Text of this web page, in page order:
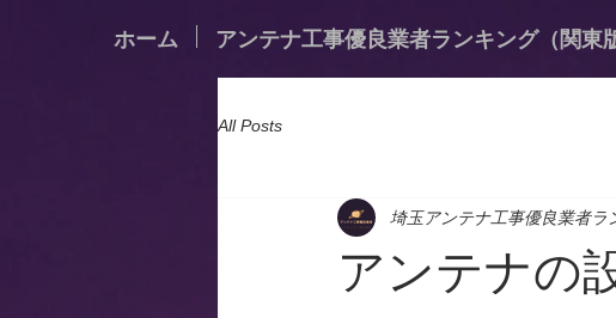
All Posts
アンテナの
埼玉アンテナ工事優良業者ラ
ホーム アンテナ工事優良業者ランキング（関東